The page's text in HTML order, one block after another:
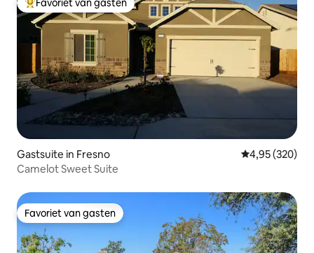
Topfavoriet van gasten
Favoriet van gasten
Gastsuite in Fresno Gemiddelde
4,95 (320)
Camelot Sweet Suite
Favoriet van gasten
Favoriet van gasten